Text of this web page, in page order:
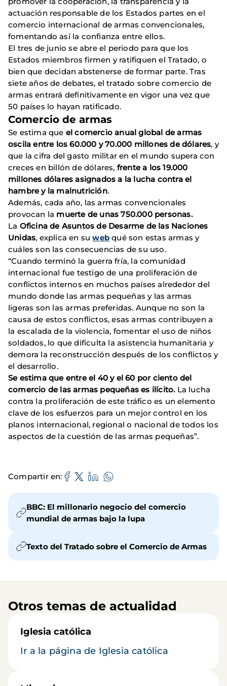
actuación responsable de los Estados partes en el
comercio internacional de armas convencionales,
fomentando así la confianza entre ellos.
El tres de junio se abre el periodo para que los
Estados miembros firmen y ratifiquen el Tratado, o
bien que decidan abstenerse de formar parte. Tras
siete años de debates, el tratado sobre comercio de
armas entrará definitivamente en vigor una vez que
50 países lo hayan ratificado.
Comercio de armas
Se estima que el comercio anual global de armas
oscila entre los 60.000 y 70.000 millones de dólares, y
que la cifra del gasto militar en el mundo supera con
creces en billón de dólares, frente a los 19.000
millones dólares asignados a la lucha contra el
hambre y la malnutrición.
Además, cada año, las armas convencionales
provocan la muerte de unas 750.000 personas.
La Oficina de Asuntos de Desarme de las Naciones
Unidas, explica en suweb qué son estas armas y
cuáles son las consecuencias de su uso.
“Cuando terminó la guerra fría, la comunidad
internacional fue testigo de una proliferación de
conflictos internos en muchos países alrededor del
mundo donde las armas pequeñas y las armas
ligeras son las armas preferidas. Aunque no son la
causa de estos conflictos, esas armas contribuyen a
la escalada de la violencia, fomentar el uso de niños
soldados, lo que dificulta la asistencia humanitaria y
demora la reconstrucción después de los conflictos y
el desarrollo.
Se estima que entre el 40 y el 60 por ciento del
comercio de las armas pequeñas es ilícito.La lucha
contra la proliferación de este tráfico es un elemento
clave de los esfuerzos para un mejor control en los
planos internacional, regional o nacional de todos los
aspectos de la cuestión de las armas pequeñas”.
Compartir en
BBC: El millonario negocio del comercio
mundial de armas bajo la lupa
Texto del Tratado sobre el Comercio de Armas
Otros temas de actualidad
Iglesia católica
Ir a la página de Iglesia católica